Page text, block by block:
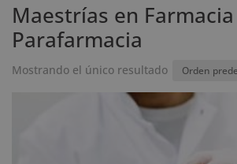
Maestrías en
Parafarmacia
Mostrando el único resultado